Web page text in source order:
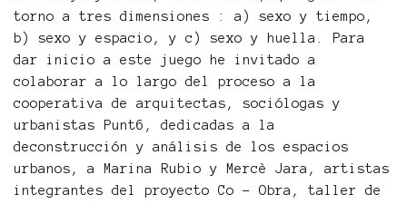
torno a tres dimensiones : a) sexo y tiempo,
b) sexo y espacio, y c) sexo y huella. Para
dar inicio a este juego he invitado a
colaborar a lo largo del proceso a la
cooperativa de arquitectas, sociólogas y
urbanistas Punt6, dedicadas a la
deconstrucción y análisis de los espacios
urbanos, a Marina Rubio y Mercè Jara, artistas
integrantes del proyecto Co – Obra, taller de